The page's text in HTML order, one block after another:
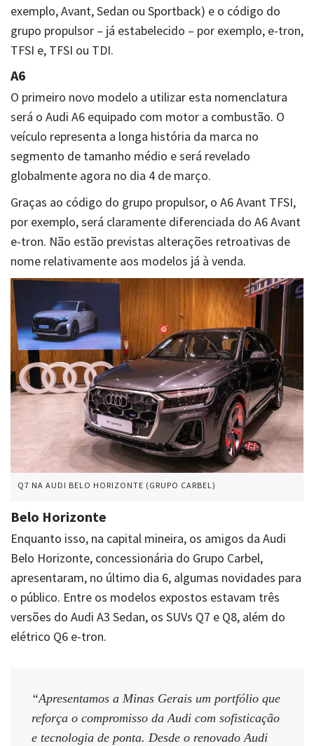
exemplo, Avant, Sedan ou Sportback) e o código do
grupo propulsor – já estabelecido – por exemplo, e-tron,
TFSI e, TFSI ou TDI.
A6
O primeiro novo modelo a utilizar esta nomenclatura
será o Audi A6 equipado com motor a combustão. O
veículo representa a longa história da marca no
segmento de tamanho médio e será revelado
globalmente agora no dia 4 de março.
Graças ao código do grupo propulsor, o A6 Avant TFSI,
por exemplo, será claramente diferenciada do A6 Avant
e-tron. Não estão previstas alterações retroativas de
nome relativamente aos modelos já à venda.
Q7 NA AUDI BELO HORIZONTE (GRUPO CARBEL)
Belo Horizonte
Enquanto isso, na capital mineira, os amigos da Audi
Belo Horizonte, concessionária do Grupo Carbel,
apresentaram, no último dia 6, algumas novidades para
o público. Entre os modelos expostos estavam três
versões do Audi A3 Sedan, os SUVs Q7 e Q8, além do
elétrico Q6 e-tron.
“Apresentamos a Minas Gerais um portfólio que
reforça o compromisso da Audi com sofisticação
e tecnologia de ponta. Desde o renovado Audi